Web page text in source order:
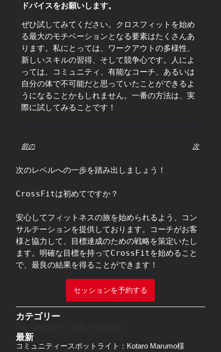
ドバイスをお願いします。
ぜひ試してみてください。クロスフィットを始め
る最大のモチベーションとなる要素はたくさんあ
ります。私にとっては、ワークアウトの多様性、
新しいスキルの習得、そして競争心です。人によ
っては、コミュニティ、有能なコーチ、あるいは
自分の体で不可能だと思っていたことができるよ
うになることかもしれません。一番の方法は、実
際に試してみることです！
前の 次
次のレベルへの一歩を踏み出しましょう！
CrossFitは初めてですか？
安心してフィットネスの旅を始められるよう、コン
サルテーションを提供しております。コーチがお客
様と協力して、目標達成のための戦略を策定いたし
ます。明確な目標を持ってCrossFitを始めること
で、最良の結果を得ることができます！
セッションを予約する
カテゴリー
最新
コミュニティースポットライト：Kotaro Marumo様